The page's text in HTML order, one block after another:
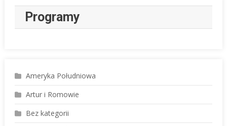
Programy
Ameryka Południowa
Artur i Romowie
Bez kategorii